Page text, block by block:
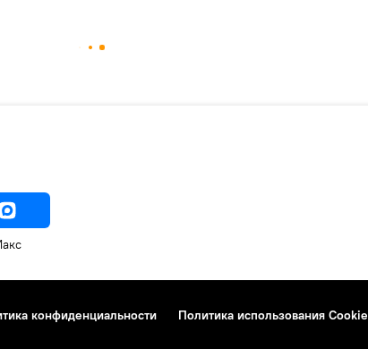
конфиденциальности Политика использования Cookie